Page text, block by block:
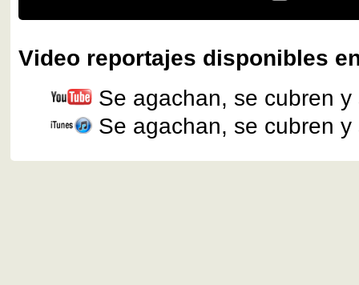
Video reportajes disponibles
Se agachan, se cubren y
Se agachan, se cubren y